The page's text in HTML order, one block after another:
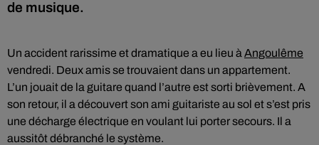
de musique.
Un accident rarissime et dramatique a eu lieu à Angoulême
vendredi. Deux amis se trouvaient dans un appartement.
L’un jouait de la guitare quand l’autre est sorti brièvement. A
son retour, il a découvert son ami guitariste au sol et s’est pris
une décharge électrique en voulant lui porter secours. Il a
aussitôt débranché le système.